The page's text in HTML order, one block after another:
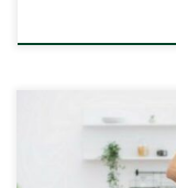
Konopie indyjskie i